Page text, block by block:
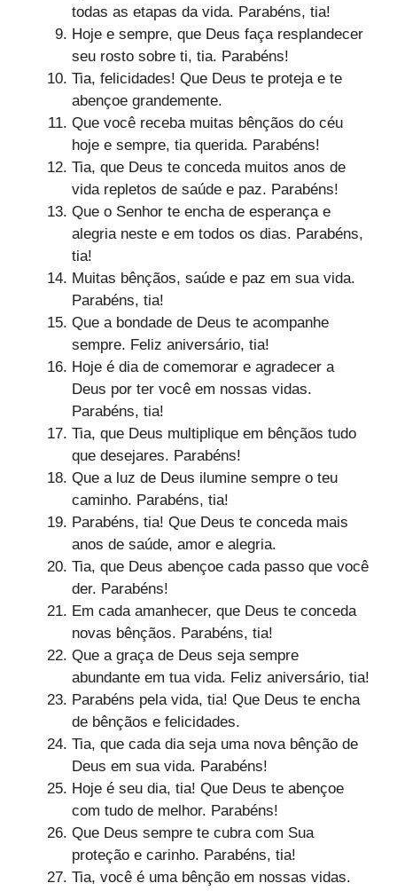
todas as etapas da vida. Parabéns, tia!
Hoje e sempre, que Deus faça resplandecer
seu rosto sobre ti, tia. Parabéns!
Tia, felicidades! Que Deus te proteja e te
abençoe grandemente.
Que você receba muitas bênçãos do céu
hoje e sempre, tia querida. Parabéns!
Tia, que Deus te conceda muitos anos de
vida repletos de saúde e paz. Parabéns!
Que o Senhor te encha de esperança e
alegria neste e em todos os dias. Parabéns,
tia!
Muitas bênçãos, saúde e paz em sua vida.
Parabéns, tia!
Que a bondade de Deus te acompanhe
sempre. Feliz aniversário, tia!
Hoje é dia de comemorar e agradecer a
Deus por ter você em nossas vidas.
Parabéns, tia!
Tia, que Deus multiplique em bênçãos tudo
que desejares. Parabéns!
Que a luz de Deus ilumine sempre o teu
caminho. Parabéns, tia!
Parabéns, tia! Que Deus te conceda mais
anos de saúde, amor e alegria.
Tia, que Deus abençoe cada passo que você
der. Parabéns!
Em cada amanhecer, que Deus te conceda
novas bênçãos. Parabéns, tia!
Que a graça de Deus seja sempre
abundante em tua vida. Feliz aniversário, tia!
Parabéns pela vida, tia! Que Deus te encha
de bênçãos e felicidades.
Tia, que cada dia seja uma nova bênção de
Deus em sua vida. Parabéns!
Hoje é seu dia, tia! Que Deus te abençoe
com tudo de melhor. Parabéns!
Que Deus sempre te cubra com Sua
proteção e carinho. Parabéns, tia!
Tia, você é uma bênção em nossas vidas.